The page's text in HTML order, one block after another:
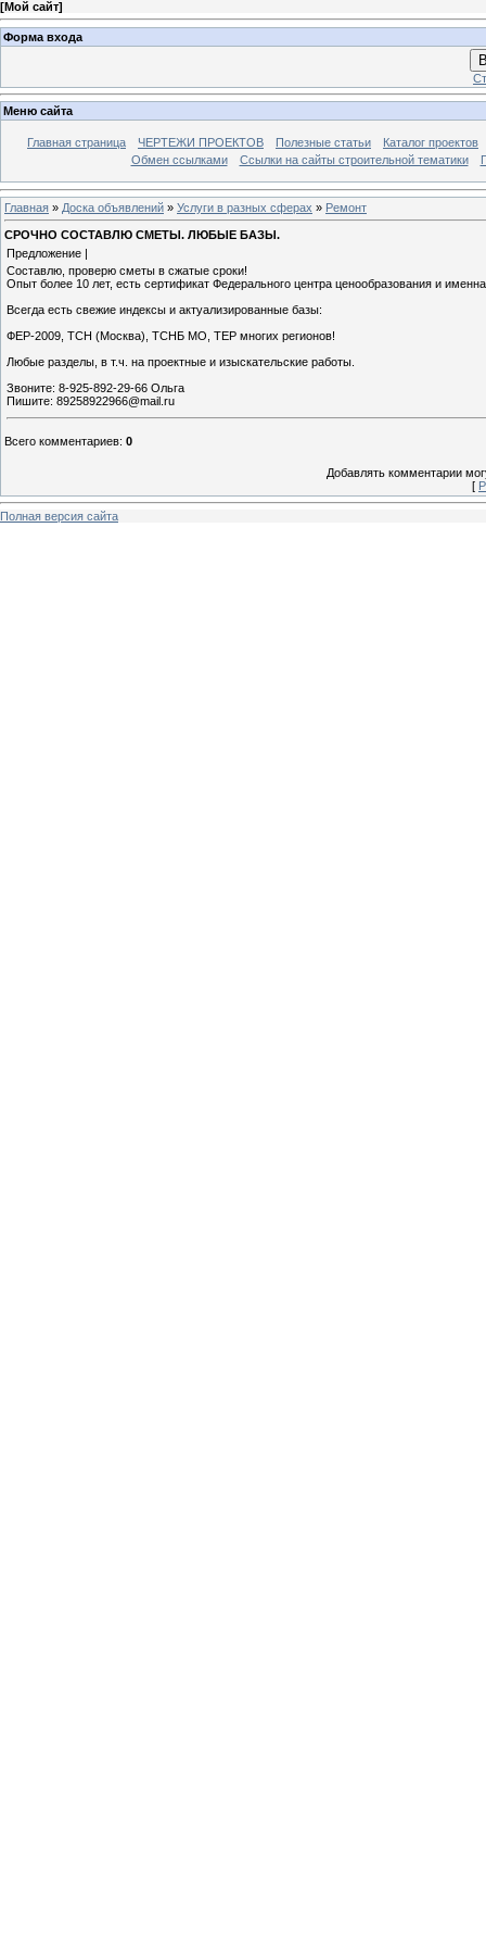
[Мой сайт]
Форма входа
Меню сайта
Главная страница ЧЕРТЕЖИ ПРОЕКТОВ Полезные статьи
Каталог проектов
Обмен ссылками
Ссылки на сайты строительной тематики
Главная » Доска объявлений » Услуги в разных сферах » Ремонт
СРОЧНО СОСТАВЛЮ СМЕТЫ. ЛЮБЫЕ БАЗЫ.
Предложение |
Составлю, проверю сметы в сжатые сроки!
Опыт более 10 лет, есть сертификат Федерального центра ценообразования и
Всегда есть свежие индексы и актуализированные базы:
ФЕР-2009, ТСН (Москва), ТСНБ МО, ТЕР многих регионов!
Любые разделы, в т.ч. на проектные и изыскательские работы.
Звоните: 8-925-892-29-66 Ольга
Пишите: 89258922966@mail.ru
Всего комментариев: 0
Добавлять комментарии
[
Полная версия сайта